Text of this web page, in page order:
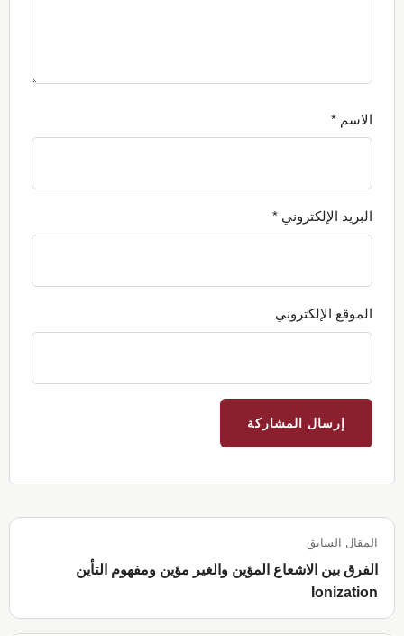
الاسم *
البريد الإلكتروني *
الموقع الإلكتروني
المقال السابق
الفرق بين الاشعاع المؤين والغير مؤين ومفهوم التأين
Ionization